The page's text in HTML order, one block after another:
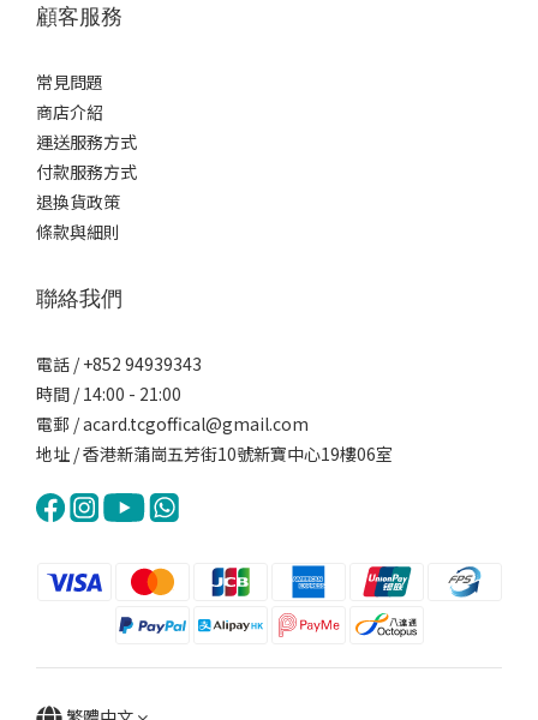
顧客服務
常見問題
商店介紹
運送服務方式
付款服務方式
退換貨政策
條款與細則
聯絡我們
電話 / +852 94939343
時間 / 14:00 - 21:00
電郵 / acard.tcgoffical@gmail.com
地址 / 香港新蒲崗五芳街10號新寶中心19樓06室